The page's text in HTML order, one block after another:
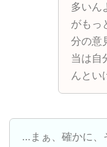
多いん
がもっ
分の意
当は自
んとい
…まぁ、確かに、